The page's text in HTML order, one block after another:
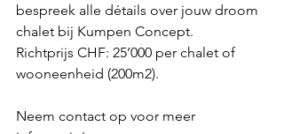
bespreek alle détails over jouw droom
chalet bij Kumpen Concept.
Richtprijs CHF: 25’000 per chalet of
wooneenheid (200m2).
Neem contact op voor meer